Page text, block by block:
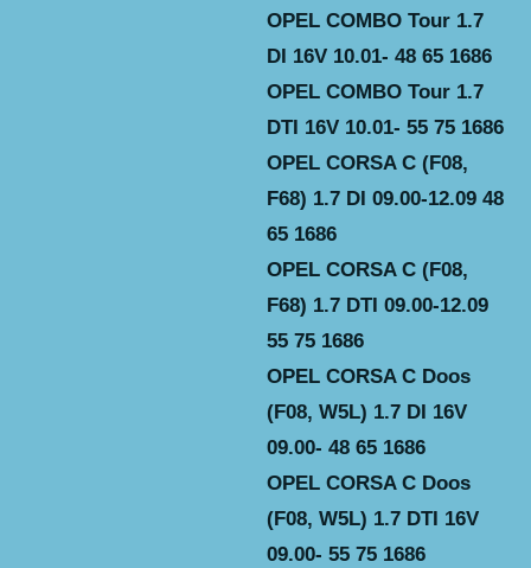
OPEL COMBO Tour 1.7
DI 16V 10.01- 48 65 1686
OPEL COMBO Tour 1.7
DTI 16V 10.01- 55 75 1686
OPEL CORSA C (F08,
F68) 1.7 DI 09.00-12.09 48
65 1686
OPEL CORSA C (F08,
F68) 1.7 DTI 09.00-12.09
55 75 1686
OPEL CORSA C Doos
(F08, W5L) 1.7 DI 16V
09.00- 48 65 1686
OPEL CORSA C Doos
(F08, W5L) 1.7 DTI 16V
09.00- 55 75 1686